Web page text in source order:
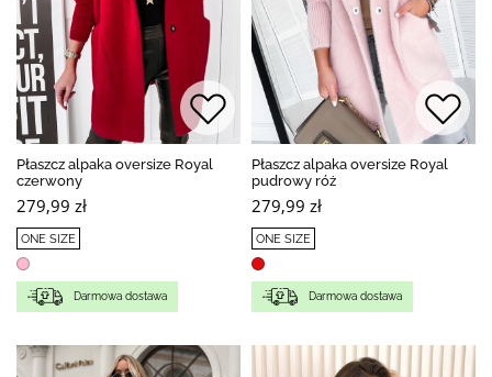
Płaszcz alpaka oversize Royal
czerwony
279,99 zł
ONE SIZE
Darmowa dostawa
Płaszcz alpaka oversize Royal
pudrowy róż
279,99 zł
ONE SIZE
Darmowa dostawa